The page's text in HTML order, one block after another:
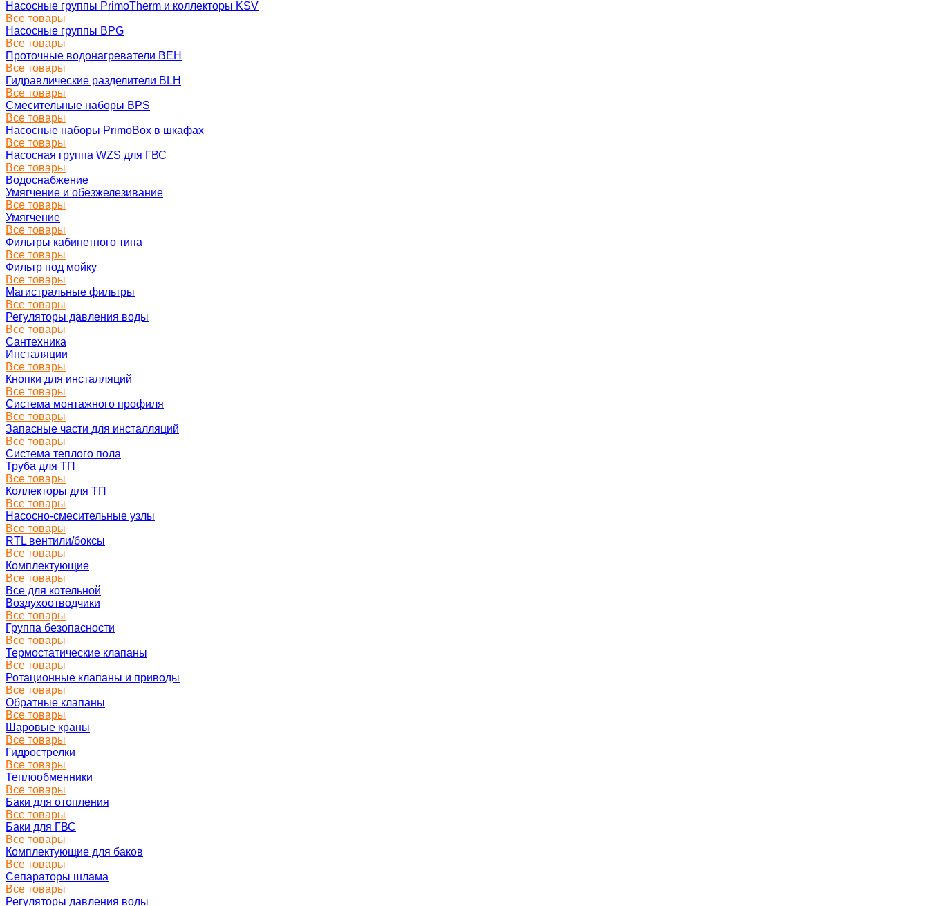
Насосные группы PrimoTherm и коллекторы KSV
Все товары
Насосные группы BPG
Все товары
Проточные водонагреватели BEH
Все товары
Гидравлические разделители BLH
Все товары
Смесительные наборы BPS
Все товары
Насосные наборы PrimoBox в шкафах
Все товары
Насосная группа WZS для ГВС
Все товары
Водоснабжение
Умягчение и обезжелезивание
Все товары
Умягчение
Все товары
Фильтры кабинетного типа
Все товары
Фильтр под мойку
Все товары
Магистральные фильтры
Все товары
Регуляторы давления воды
Все товары
Сантехника
Инсталяции
Все товары
Кнопки для инсталляций
Все товары
Система монтажного профиля
Все товары
Запасные части для инсталляций
Все товары
Система теплого пола
Труба для ТП
Все товары
Коллекторы для ТП
Все товары
Насосно-смесительные узлы
Все товары
RTL вентили/боксы
Все товары
Комплектующие
Все товары
Все для котельной
Воздухоотводчики
Все товары
Группа безопасности
Все товары
Термостатические клапаны
Все товары
Ротационные клапаны и приводы
Все товары
Обратные клапаны
Все товары
Шаровые краны
Все товары
Гидрострелки
Все товары
Теплообменники
Все товары
Баки для отопления
Все товары
Баки для ГВС
Все товары
Комплектующие для баков
Все товары
Сепараторы шлама
Все товары
Регуляторы давления воды